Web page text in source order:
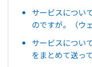
サービスについ
のですが。（ウ
サービスについ
をまとめて送っ